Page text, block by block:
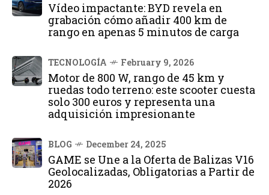
Vídeo impactante: BYD revela en
grabación cómo añadir 400 km de
rango en apenas 5 minutos de carga
TECNOLOGÍA February 9, 2026
Motor de 800 W, rango de 45 km y
ruedas todo terreno: este scooter cuesta
solo 300 euros y representa una
adquisición impresionante
BLOG December 24, 2025
GAME se Une a la Oferta de Balizas V16
Geolocalizadas, Obligatorias a Partir de
2026